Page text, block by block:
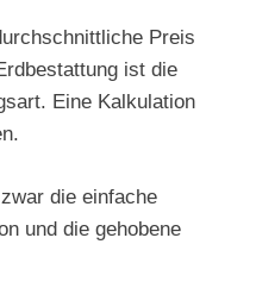
Preis
ist die
Eine Kalkulation
die einfache
und die gehobene